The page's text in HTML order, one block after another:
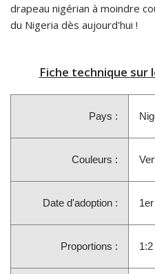
drapeau nigérian à moindre
du Nigeria dès aujourd'hui !
Fiche technique sur
Pays :
Couleurs :
Date d'adoption :
Proportions : 1:2